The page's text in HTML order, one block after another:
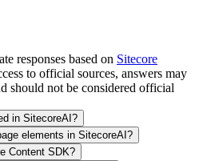
responses based on Sitecore
to official sources, answers may
should not be considered official
in SitecoreAI?
elements in SitecoreAI?
Content SDK?